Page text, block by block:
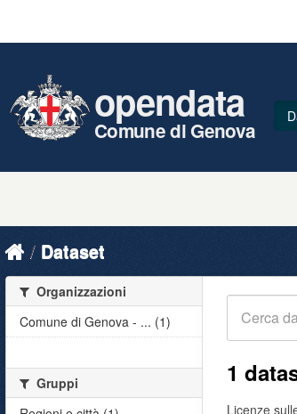
opendata
Comune di Genova
Dataset
1
Licenze
Organizzazioni
Comune di Genova - ... (1)
Gruppi